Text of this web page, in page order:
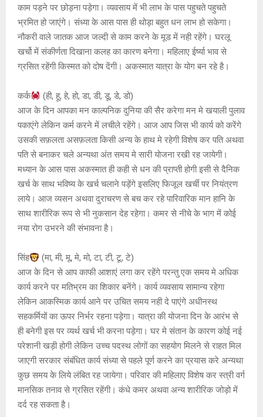
काम पड़ने पर छोड़ना पड़ेगा। व्यवसाय में भी लाभ के पास पहुचते पहुचते
भ्रमित हो जाएंगे। संध्या के आस पास ही थोड़ा बहुत धन लाभ हो सकेगा।
नौकरी वाले जातक आज जल्दी से काम करने के मूड में नही रहेंगे। घरलू
खर्चो में संकीर्णता दिखाना कलह का कारण बनेगा। महिलाए ईर्ष्या भाव से
ग्रसित रहेंगी किस्मत को दोष देंगी। अकस्मात यात्रा के योग बन रहे है।
कर्क
(ही, हू, हे, हो, डा, डी, डू, डे, डो)
आज के दिन आपका मन काल्पनिक दुनिया की सैर करेगा मन मे खयाली पुलाव
पकाएंगे लेकिन कर्म करने में लचीले रहेंगे। आज आप जिस भी कार्य को करेंगे
उसकी सफ़लता असफ़लता किसी अन्य के हाथ मे रहेगी विशेष कर पति अथवा
पति से बनाकर चले अन्यथा अंत समय मे सारी योजना रखी रह जायेगी।
मध्यान के आस पास अकस्मात ही कही से धन की प्राप्ती होगी इसी से दैनिक
खर्च के साथ भविष्य के खर्च चलाने पड़ेंगे इसलिए फिजूल खर्ची पर नियंत्रण
लाये। आज व्यसन अथवा दुराचरण से बच कर रहे पारिवारिक मान हानि के
साथ शारीरिक रूप से भी नुकसान देह रहेगा। कमर से नीचे के भाग में कोई
नया रोग उभरने की संभावना है।
सिंह
(मा, मी, मू, मे, मो, टा, टी, टू, टे)
आज के दिन से आप काफी आशाएं लगा कर रहेंगे परन्तु एक समय मे अधिक
कार्य करने पर मतिभ्रम का शिकार बनेंगे। कार्य व्यवसाय सामान्य रहेगा
लेकिन आकस्मिक कार्य आने पर उचित समय नही दे पाएंगे अधीनस्थ
सहकर्मियों का ऊपर निर्भर रहना पड़ेगा। यात्रा की योजना दिन के आरंभ से
ही बनेगी इस पर व्यर्थ खर्च भी करना पड़ेगा। घर मे संतान के कारण कोई नई
परेशानी खड़ी होगी लेकिन उच्च पदस्थ लोगों का सहयोग मिलने से राहत मिल
जाएगी सरकार संबंधित कार्य संध्या से पहले पूर्ण करने का प्रयास करे अन्यथा
कुछ समय के लिये लंबित रह जायेगा। परिवार की महिलाए विशेष कर स्त्री वर्ग
मानसिक तनाव से ग्रसित रहेंगी। कंधे कमर अथवा अन्य शारीरिक जोड़ो में
दर्द रह सकता है।